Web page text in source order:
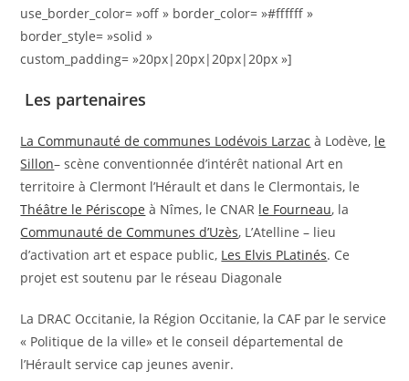
use_border_color= »off » border_color= »#ffffff »
border_style= »solid »
custom_padding= »20px|20px|20px|20px »]
Les partenaires
La Communauté de communes Lodévois Larzac à Lodève, le
Sillon– scène conventionnée d’intérêt national Art en
territoire à Clermont l’Hérault et dans le Clermontais, le
Théâtre le Périscope à Nîmes, le CNAR le Fourneau, la
Communauté de Communes d’Uzès, L’Atelline – lieu
d’activation art et espace public, Les Elvis PLatinés. Ce
projet est soutenu par le réseau Diagonale
La DRAC Occitanie, la Région Occitanie, la CAF par le service
« Politique de la ville» et le conseil départemental de
l’Hérault service cap jeunes avenir.